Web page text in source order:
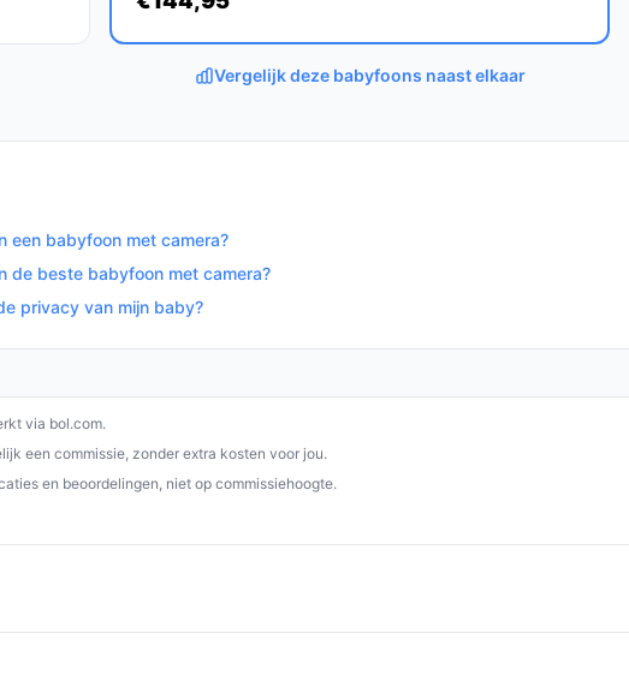
en veilige babyfoon met camera. Dankzij de
een toekomstbestendige oplossing voor elke
op bestebabyfoonmetcamera.nl. Kies bewust
Vergelijk deze babyfoons naast elkaar
een babyfoon met camera?
de beste babyfoon met camera?
privacy van mijn baby?
via bol.com.
een commissie, zonder extra kosten voor jou.
en beoordelingen, niet op commissiehoogte.